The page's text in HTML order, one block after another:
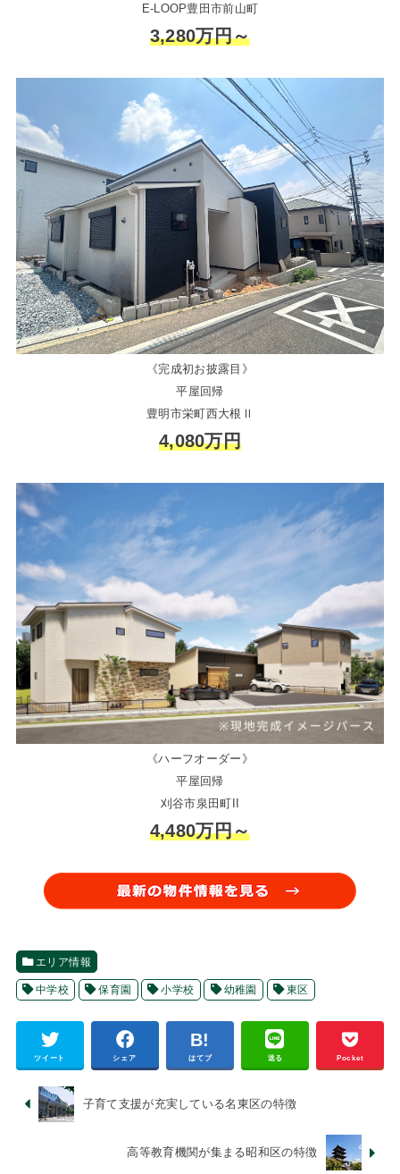
E-LOOP豊田市前山町
3,280万円～
《完成初お披露目》
平屋回帰
豊明市栄町西大根Ⅱ
4,080万円
《ハーフオーダー》
平屋回帰
刈谷市泉田町II
4,480万円～
エリア情報
中学校 保育園 小学校 幼稚園 東区
ツイート シェア はてブ 送る Pocket
子育て支援が充実している名東区の特徴
高等教育機関が集まる昭和区の特徴